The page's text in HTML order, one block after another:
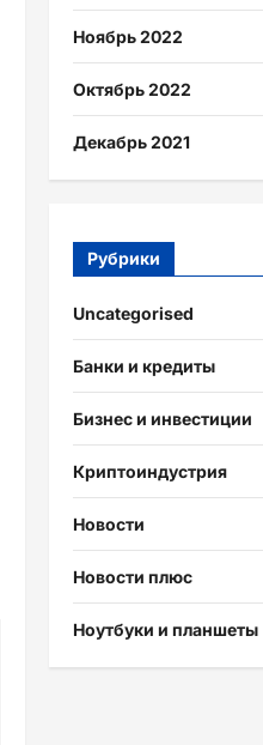
Ноябрь 2022
Октябрь 2022
Декабрь 2021
Рубрики
Uncategorised
Банки и кредиты
Бизнес и инвестиции
Криптоиндустрия
Новости
Новости плюс
Ноутбуки и планшеты